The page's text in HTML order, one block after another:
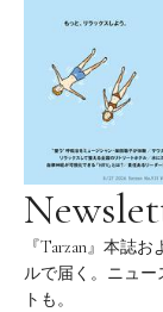
『Tarzan』本誌
ルで届く。ニュー
トも。